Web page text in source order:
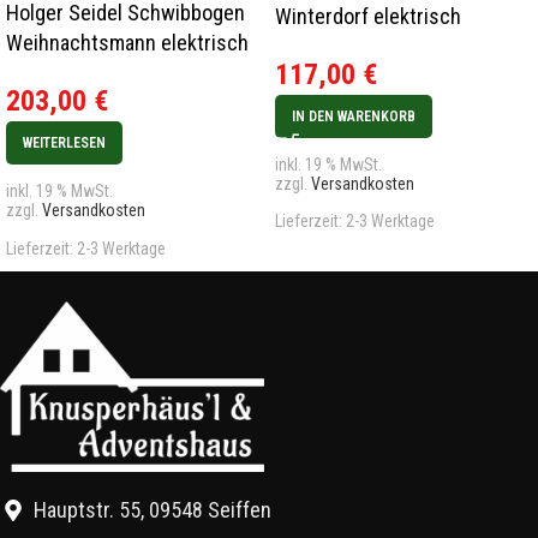
Holger Seidel Schwibbogen
Weihnachtsmann elektrisch
203,00 €
WEITERLESEN
inkl. 19 % MwSt.
zzgl. Versandkosten
Lieferzeit: 2-3 Werktage
Winterdorf elektrisch
117,00 €
IN DEN WARENKORB
inkl. 19 % MwSt.
zzgl. Versandkosten
Lieferzeit: 2-3 Werktage
Hauptstr. 55, 09548 Seiffen